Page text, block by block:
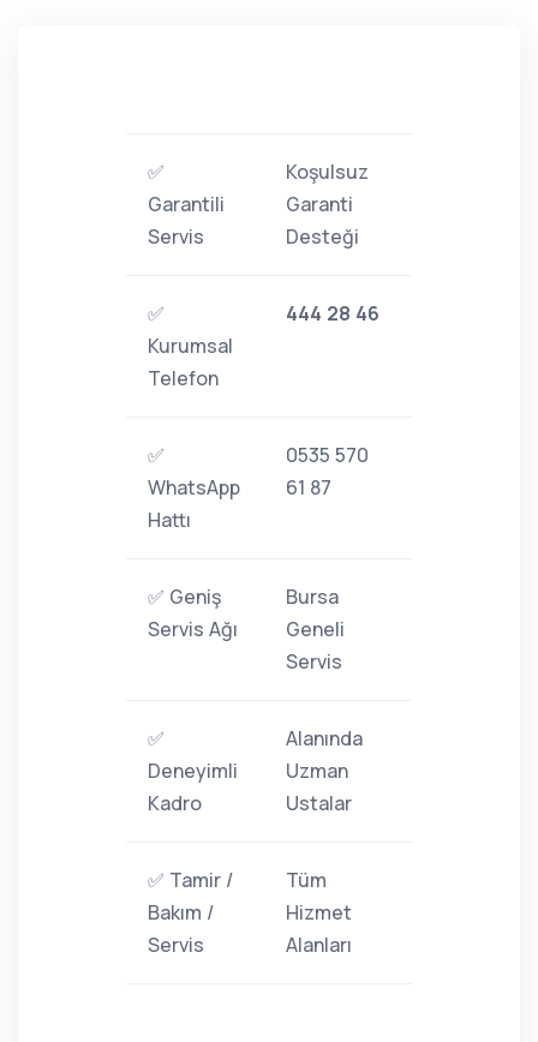
✅
Garantili
Servis
Koşulsuz
Garanti
Desteği
✅
Kurumsal
Telefon
444 28 46
✅
WhatsApp
Hattı
0535 570
61 87
✅ Geniş
Servis Ağı
Bursa
Geneli
Servis
✅
Deneyimli
Kadro
Alanında
Uzman
Ustalar
✅ Tamir /
Bakım /
Servis
Tüm
Hizmet
Alanları